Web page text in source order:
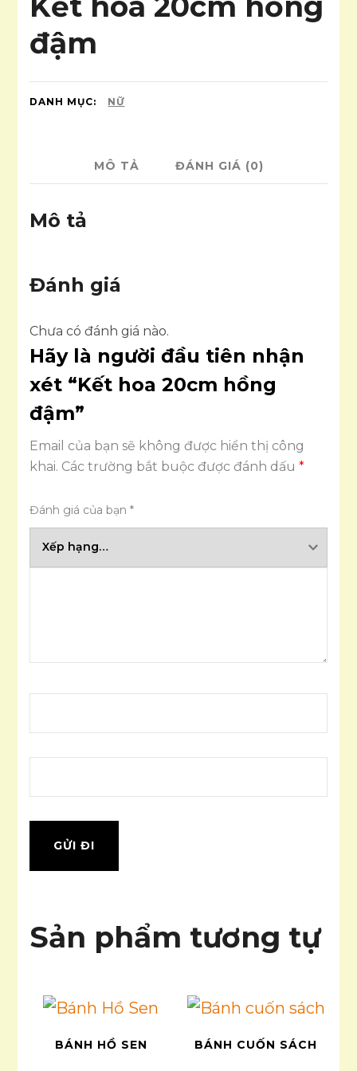
đậm
DANH MỤC: NỮ
MÔ TẢ ĐÁNH GIÁ (0)
Mô tả
Đánh giá
Chưa có đánh giá nào.
Hãy là người đầu tiên nhận
xét “Kết hoa 20cm hồng
đậm”
Email của bạn sẽ không được hiển thị công
khai. Các trường bắt buộc được đánh dấu*
Đánh giá của bạn*
Sản phẩm tương tự
BÁNH HỒ SEN BÁNH CUỐN SÁCH